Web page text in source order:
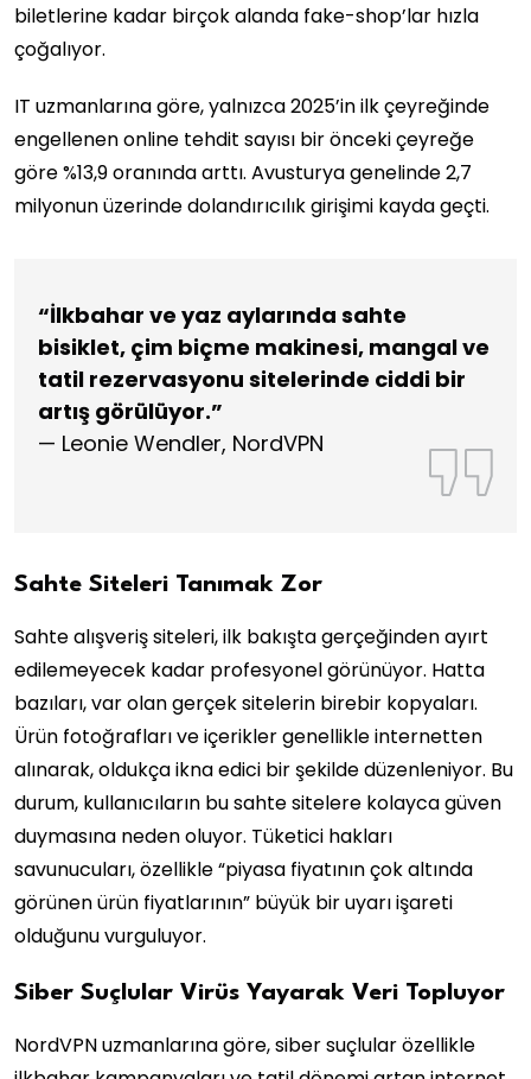
biletlerine kadar birçok alanda fake-shop’lar hızla
çoğalıyor.
IT uzmanlarına göre, yalnızca 2025’in ilk çeyreğinde
engellenen online tehdit sayısı bir önceki çeyreğe
göre %13,9 oranında arttı. Avusturya genelinde 2,7
milyonun üzerinde dolandırıcılık girişimi kayda geçti.
“İlkbahar ve yaz aylarında sahte
bisiklet, çim biçme makinesi, mangal ve
tatil rezervasyonu sitelerinde ciddi bir
artış görülüyor.”
— Leonie Wendler, NordVPN
Sahte Siteleri Tanımak Zor
Sahte alışveriş siteleri, ilk bakışta gerçeğinden ayırt
edilemeyecek kadar profesyonel görünüyor. Hatta
bazıları, var olan gerçek sitelerin birebir kopyaları.
Ürün fotoğrafları ve içerikler genellikle internetten
alınarak, oldukça ikna edici bir şekilde düzenleniyor. Bu
durum, kullanıcıların bu sahte sitelere kolayca güven
duymasına neden oluyor. Tüketici hakları
savunucuları, özellikle “piyasa fiyatının çok altında
görünen ürün fiyatlarının” büyük bir uyarı işareti
olduğunu vurguluyor.
Siber Suçlular Virüs Yayarak Veri Topluyor
NordVPN uzmanlarına göre, siber suçlular özellikle